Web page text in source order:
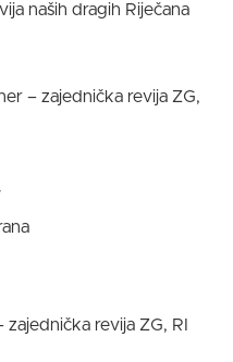
naših dragih Riječana
– zajednička revija ZG,
revija ZG, RI